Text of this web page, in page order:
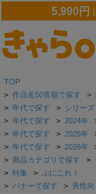
5,990円
TOP
> 作品名50音順で探す >
> 年代で探す > シリー
> 年代で探す > 2024年
> 年代で探す > 2025年
> 年代で探す > 2026年
> 商品カテゴリで探す >
> 特集 > ぷにこれ！
> バナーで探す > 男性向